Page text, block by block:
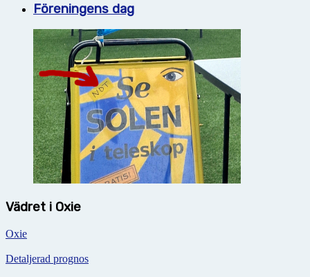
Föreningens dag
Vädret i Oxie
Oxie
Detaljerad prognos